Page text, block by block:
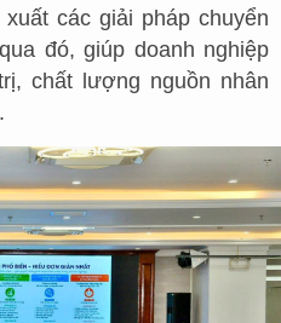
các giải pháp chuyển
đó, giúp doanh nghiệp
chất lượng nguồn nhân